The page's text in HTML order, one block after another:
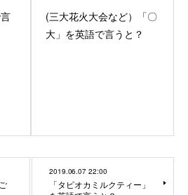
(三大花火大会など）「〇
大」を英語で言うと？
2019.06.07 22:00
「タピオカミルクティー」